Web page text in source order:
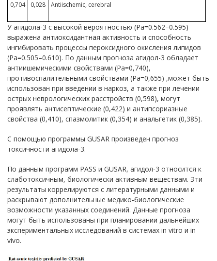
0,704 0,028 Antiischemic, cerebral
У агидола-3 с высокой вероятностью (Ра=0.562–0.595)
выражена антиоксидантная активность и способность
ингибировать процессы пероксидного окисления липидов
(Ра=0.505–0.610). По данным прогноза агидол-3 обладает
антиишемическими свойствами (Ра=0,740),
противоспалительными свойствами (Ра=0,655) ,может быть
использован при введении в наркоз, а также при лечении
острых неврологических расстройств (0,598), могут
проявлять антисептические (0,422) и антипсориазные
свойства (0,410), спазмолитик (0,354) и анальгетик (0,385).
С помощью программы GUSAR произведен прогноз
токсичности агидола-3.
По данным программ PASS и GUSAR, агидол-3 относится к
слаботоксичным, биологически активным веществам. Эти
результаты коррелируются с литературными данными и
раскрывают дополнительные медико-биологические
возможности указанных соединений. Данные прогноза
могут быть использованы при планировании дальнейших
экспериментальных исследований в системах in vitro и in
vivo.